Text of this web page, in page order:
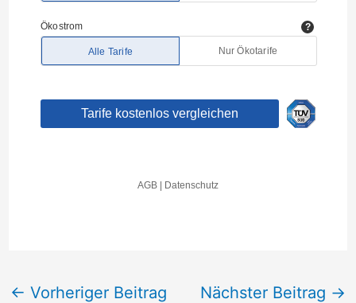
← Vorheriger Beitrag Nächster Beitrag →